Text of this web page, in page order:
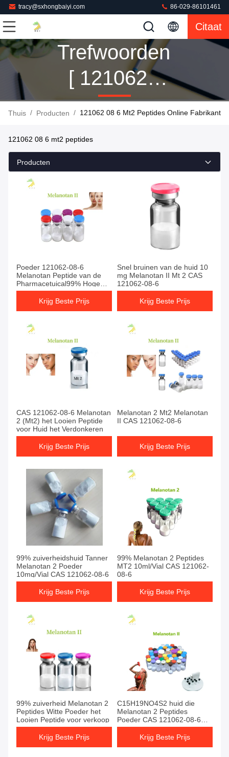
tracy@sxhongbaiyi.com 86-029-86101461
Citaat
Trefwoorden
[ 121062
08 6 Mt2
Wedstrijd
Producten
Thuis / Producten / 121062 08 6 Mt2 Peptides Online Fabrikant
121062 08 6 mt2 peptides
Producten
Poeder 121062-08-6
Melanotan Peptide van de
Pharmacetuical99% Hoge
Zuiverheid Mt2
Krijg Beste Prijs
Snel bruinen van de huid 10
mg Melanotan II Mt 2 CAS
121062-08-6
Krijg Beste Prijs
CAS 121062-08-6 Melanotan
2 (Mt2) het Looien Peptide
voor Huid het Verdonkeren
Krijg Beste Prijs
Melanotan 2 Mt2 Melanotan
II CAS 121062-08-6
Krijg Beste Prijs
99% zuiverheidshuid Tanner
Melanotan 2 Poeder
10mg/Vial CAS 121062-08-6
Krijg Beste Prijs
99% Melanotan 2 Peptides
MT2 10ml/Vial CAS 121062-
08-6
Krijg Beste Prijs
99% zuiverheid Melanotan 2
Peptides Witte Poeder het
Looien Peptide voor verkoop
Krijg Beste Prijs
C15H19NO4S2 huid die
Melanotan 2 Peptides
Poeder CAS 121062-08-6
looit
Krijg Beste Prijs